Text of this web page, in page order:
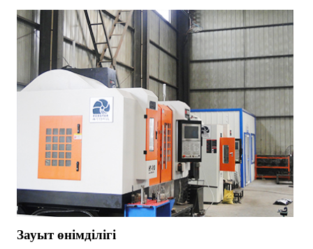
Зауыт өнімділігі